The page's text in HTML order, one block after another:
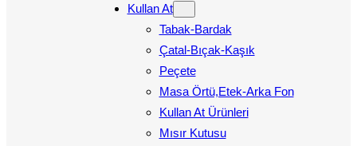
Kullan At
Tabak-Bardak
Çatal-Bıçak-Kaşık
Peçete
Masa Örtü,Etek-Arka Fon
Kullan At Ürünleri
Mısır Kutusu